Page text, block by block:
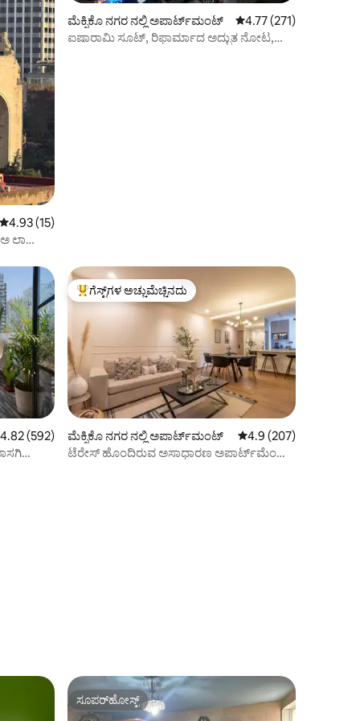
5 ರಲ್ಲಿ 4.93 ಸರಾಸರಿ ರೇಟಿಂಗ್, 15 ವಿಮರ್ಶೆಗಳು
4.93 (15)
ಲಾ
ಮೆಕ್ಸಿಕೊ ನಗರ ನಲ್ಲಿ ಅಪಾರ್ಟ್‌ಮಂಟ್ 5 ರಲ್ಲಿ 4.77 ಸರಾಸರಿ
4.77 (271)
ಐಷಾರಾಮಿ ಸೂಟ್, ರಿಫಾರ್ಮಾದ ಅದ್ಭುತ ನೋಟ,
4.82 ಸರಾಸರಿ ರೇಟಿಂಗ್, 592 ವಿಮರ್ಶೆಗಳು
4.82 (592)
ಗೆಸ್ಟ್‌ಗಳಿಗೆ ಅತಿ ಹೆಚ್ಚು ಅಚ್ಚುಮೆಚ್ಚಿನದು
ಗೆಸ್ಟ್‌ಗಳ ಅಚ್ಚುಮೆಚ್ಚಿನದು
ಮೆಕ್ಸಿಕೊ ನಗರ ನಲ್ಲಿ ಅಪಾರ್ಟ್‌ಮಂಟ್ 5 ರಲ್ಲಿ 4.9 ಸರಾಸರಿ
4.9 (207)
ಟೆರೇಸ್ ಹೊಂದಿರುವ ಅಸಾಧಾರಣ ಅಪಾರ್ಟ್‌ಮೆಂಟ್ |
ಸೂಪರ್‌ಹೋಸ್ಟ್
ಸೂಪರ್‌ಹೋಸ್ಟ್